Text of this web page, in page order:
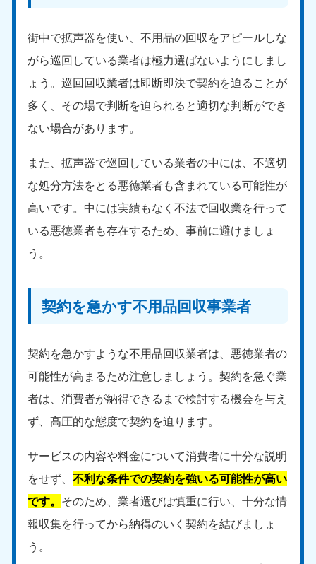
街中で拡声器を使い、不用品の回収をアピールしな
がら巡回している業者は極力選ばないようにしまし
ょう。巡回回収業者は即断即決で契約を迫ることが
多く、その場で判断を迫られると適切な判断ができ
ない場合があります。
また、拡声器で巡回している業者の中には、不適切
な処分方法をとる悪徳業者も含まれている可能性が
高いです。中には実績もなく不法で回収業を行って
いる悪徳業者も存在するため、事前に避けましょ
う。
契約を急かす不用品回収事業者
契約を急かすような不用品回収業者は、悪徳業者の
可能性が高まるため注意しましょう。契約を急ぐ業
者は、消費者が納得できるまで検討する機会を与え
ず、高圧的な態度で契約を迫ります。
サービスの内容や料金について消費者に十分な説明
をせず、不利な条件での契約を強いる可能性が高い
です。 そのため、業者選びは慎重に行い、十分な情
報収集を行ってから納得のいく契約を結びましょ
う。